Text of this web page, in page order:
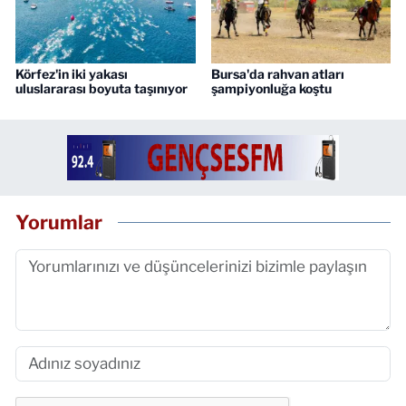
Körfez'in iki yakası
uluslararası boyuta taşınıyor
Bursa'da rahvan atları
şampiyonluğa koştu
Yorumlar